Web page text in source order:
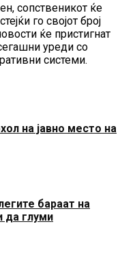
сопственикот ќе
го својот број
ќе пристигнат
уреди со
системи.
на јавно место на
бараат на
да глуми